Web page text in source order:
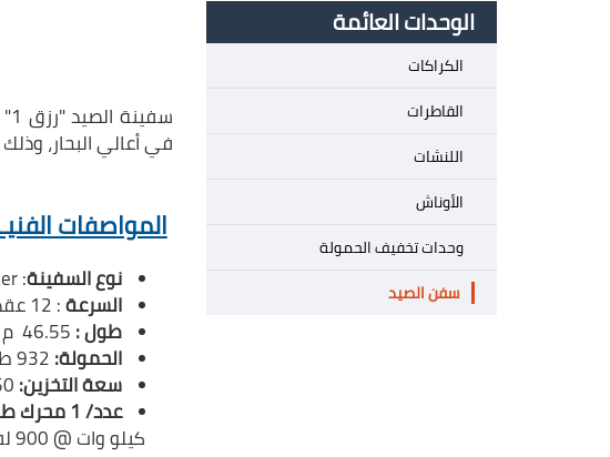
الوحدات العائمة
الكراكات
القاطرات
اللنشات
الأوناش
وحدات تخفيف الحمولة
سفن الصيد
سفينة الصيد "رزق 1"
في أعالي البحار،
المواصفات
نوع السفينة: Purse Seine / Trawler
السرعة: 12 عقدة
طول :46.55 م ،
الحمولة:932 طن
سعة التخزين:
عدد/ 1 محرك طراز
كيلو وات @ 900 لفة/دقيقة)